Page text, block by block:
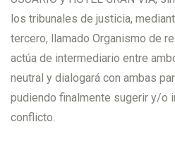
los tribunales de justicia,
tercero, llamado Organismo de
actúa de intermediario entre
neutral y dialogará con ambas
pudiendo finalmente sugerir y/o
conflicto.